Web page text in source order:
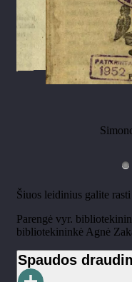
Šiuos leidinius galite
Parengė vyr.
bibliotekininkė Agnė
Spaudos